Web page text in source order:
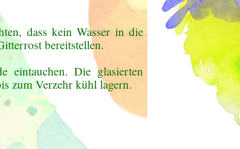
dass kein Wasser in die
bereitstellen.
eintauchen. Die glasierten
zum Verzehr kühl lagern.